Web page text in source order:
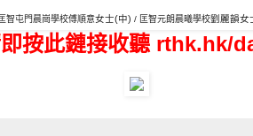
匡智屯門晨崗學校傅順意女士(中) / 匡智元朗晨曦學校劉麗韻女
按此鏈接收聽 rthk.hk/